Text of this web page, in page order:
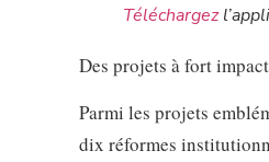
Téléchargez
Des projets à fort
Parmi les projets
dix réformes